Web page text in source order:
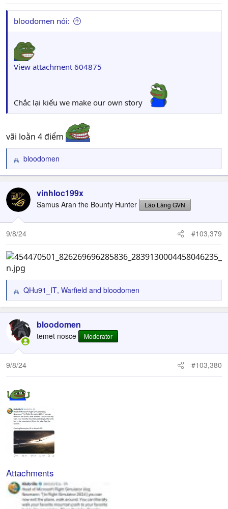
bloodomen nói:
View attachment 604875
Chắc lại kiểu we make our own story
vãi loằn 4 điểm
R
e
c
t
i
o
n
:
bloodomen
vinhloc199x
Samus Aran the Bounty Hunter Lão Làng GVN
9/8/24 #103,379
R
e
c
t
o
n
QHu91_IT, Warfield and bloodomen
bloodomen
temet nosce Moderator
9/8/24 #103,380
Attachments